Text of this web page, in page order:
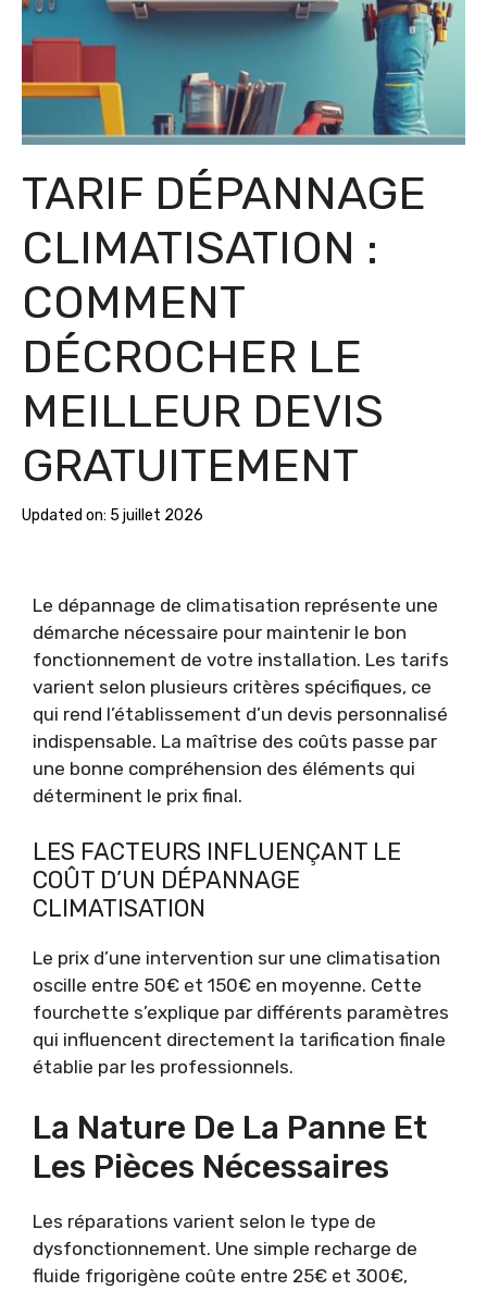
TARIF DÉPANNAGE
CLIMATISATION :
COMMENT
DÉCROCHER LE
MEILLEUR DEVIS
GRATUITEMENT
Updated on: 5 juillet 2026
Le dépannage de climatisation représente une
démarche nécessaire pour maintenir le bon
fonctionnement de votre installation. Les tarifs
varient selon plusieurs critères spécifiques, ce
qui rend l’établissement d’un devis personnalisé
indispensable. La maîtrise des coûts passe par
une bonne compréhension des éléments qui
déterminent le prix final.
LES FACTEURS INFLUENÇANT LE
COÛT D’UN DÉPANNAGE
CLIMATISATION
Le prix d’une intervention sur une climatisation
oscille entre 50€ et 150€ en moyenne. Cette
fourchette s’explique par différents paramètres
qui influencent directement la tarification finale
établie par les professionnels.
La Nature De La Panne Et
Les Pièces Nécessaires
Les réparations varient selon le type de
dysfonctionnement. Une simple recharge de
fluide frigorigène coûte entre 25€ et 300€,